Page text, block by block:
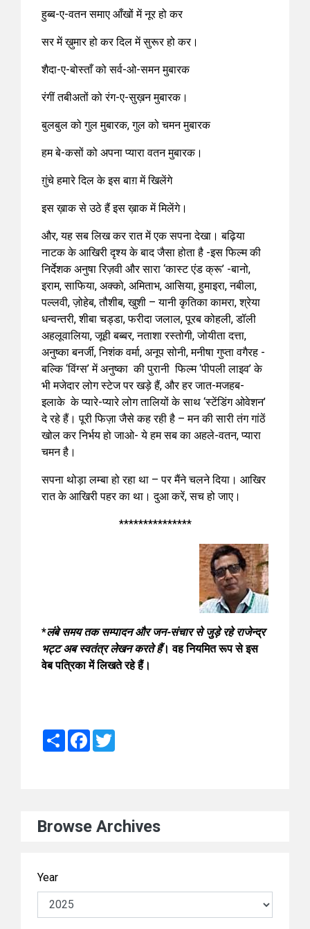
हुब्ब-ए-वतन समाए आँखों में नूर हो कर
सर में ख़ुमार हो कर दिल में सुरूर हो कर।
शैदा-ए-बोस्ताँ को सर्व-ओ-समन मुबारक
रंगीं तबीअतों को रंग-ए-सुख़न मुबारक।
बुलबुल को गुल मुबारक, गुल को चमन मुबारक
हम बे-कसों को अपना प्यारा वतन मुबारक।
ग़ुंचे हमारे दिल के इस बाग़ में खिलेंगे
इस ख़ाक से उठे हैं इस ख़ाक में मिलेंगे।
और, यह सब लिख कर रात में एक सपना देखा। बढ़िया
नाटक के आखिरी दृश्य के बाद जैसा होता है -इस फिल्म की
निर्देशक अनुषा रिज़वी और सारा ‘कास्ट एंड क्रू’ -बानो,
इराम, साफिया, अक्को, अमिताभ, आसिया, हुमाइरा, नबीला,
पल्लवी, ज़ोहेब, तौशीब, खुशी – यानी कृतिका कामरा, श्रेया
धन्वन्तरी, शीबा चड्डा, फरीदा जलाल, पूरब कोहली, डॉली
अहलूवालिया, जूही बब्बर, नताशा रस्तोगी, जोयीता दत्ता,
अनुष्का बनर्जी, निशंक वर्मा, अनूप सोनी, मनीषा गुप्ता वगैरह -
बल्कि ‘विंग्स’ में अनुष्का की पुरानी फिल्म ‘पीपली लाइव’ के
भी मजेदार लोग स्टेज पर खड़े हैं, और हर जात-मजहब-
इलाके के प्यारे-प्यारे लोग तालियों के साथ ‘स्टेंडिंग ओवेशन’
दे रहे हैं। पूरी फिज़ा जैसे कह रही है – मन की सारी तंग गांठें
खोल कर निर्भय हो जाओ- ये हम सब का अहले-वतन, प्यारा
चमन है।
सपना थोड़ा लम्बा हो रहा था – पर मैंने चलने दिया। आखिर
रात के आखिरी पहर का था। दुआ करें, सच हो जाए।
***************
*लंबे समय तक सम्पादन और जन-संचार से जुड़े रहे राजेन्द्र
भट्ट अब स्वतंत्र लेखन करते हैं। वह नियमित रूप से इस
वेब पत्रिका में लिखते रहे हैं।
Share Facebook
Browse Archives
Year